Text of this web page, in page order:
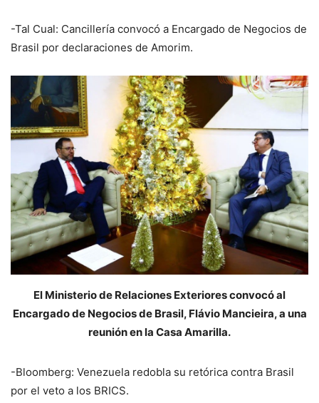
-Tal Cual: Cancillería convocó a Encargado de Negocios de
Brasil por declaraciones de Amorim.
El Ministerio de Relaciones Exteriores convocó al
Encargado de Negocios de Brasil, Flávio Mancieira, a una
reunión en la Casa Amarilla.
-Bloomberg: Venezuela redobla su retórica contra Brasil
por el veto a los BRICS.